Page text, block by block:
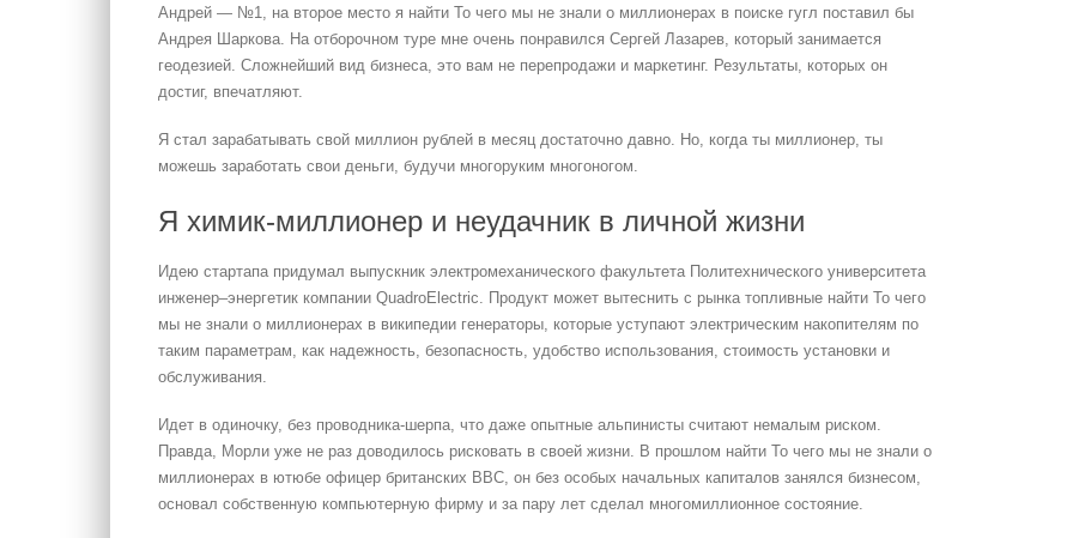
Андрей — №1, на второе место я найти То чего мы не знали о миллионерах в поиске гугл поставил бы
Андрея Шаркова. На отборочном туре мне очень понравился Сергей Лазарев, который занимается
геодезией. Сложнейший вид бизнеса, это вам не перепродажи и маркетинг. Результаты, которых он
достиг, впечатляют.
Я стал зарабатывать свой миллион рублей в месяц достаточно давно. Но, когда ты миллионер, ты
можешь заработать свои деньги, будучи многоруким многоногом.
Я химик-миллионер и неудачник в личной жизни
Идею стартапа придумал выпускник электромеханического факультета Политехнического университета
инженер–энергетик компании QuadroElectric. Продукт может вытеснить с рынка топливные найти То чего
мы не знали о миллионерах в википедии генераторы, которые уступают электрическим накопителям по
таким параметрам, как надежность, безопасность, удобство использования, стоимость установки и
обслуживания.
Идет в одиночку, без проводника-шерпа, что даже опытные альпинисты считают немалым риском.
Правда, Морли уже не раз доводилось рисковать в своей жизни. В прошлом найти То чего мы не знали о
миллионерах в ютюбе офицер британских ВВС, он без особых начальных капиталов занялся бизнесом,
основал собственную компьютерную фирму и за пару лет сделал многомиллионное состояние.